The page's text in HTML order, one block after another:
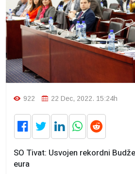
922 22 Dec, 2022. 15:24h
SO Tivat: Usvojen rekordni
eura